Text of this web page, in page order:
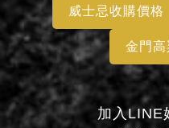
威士忌收購價格
金門高
加入LINE